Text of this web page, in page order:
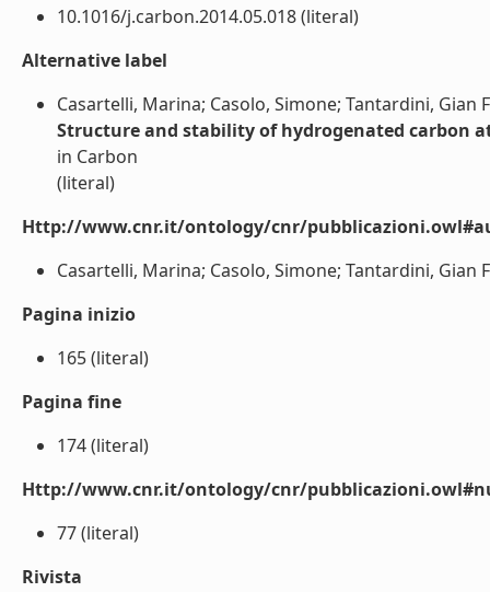
10.1016/j.carbon.2014.05.018 (literal)
Alternative label
Casartelli, Marina; Casolo, Simone; Tantardini, Gian
Structure and stability of hydrogenated carbon
in Carbon
(literal)
Http://www.cnr.it/ontology/cnr/
Casartelli, Marina; Casolo, Simone; Tantardini, Gian
Pagina inizio
165 (literal)
Pagina fine
174 (literal)
Http://www.cnr.it/ontology/cnr/
77 (literal)
Rivista